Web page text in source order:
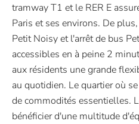
tramway T1 et le RER E
Paris et ses environs. De
Petit Noisy et l'arrêt de bus
accessibles en à peine 2
aux résidents une grande
au quotidien. Le quartier où
de commodités essentielles.
bénéficier d'une multitude